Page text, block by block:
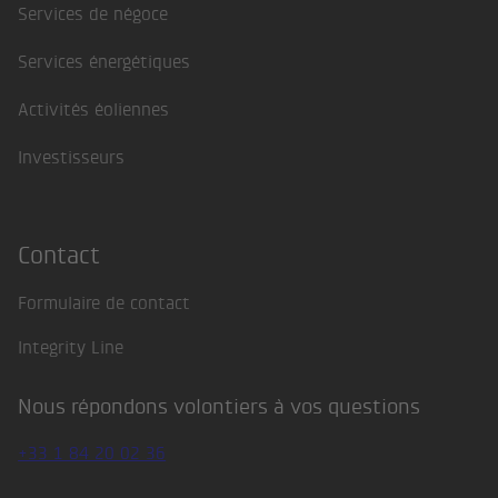
Services de négoce
Services énergétiques
Activités éoliennes
Investisseurs
Contact
Formulaire de contact
Integrity Line
Nous répondons volontiers à vos questions
+33 1 84 20 02 36